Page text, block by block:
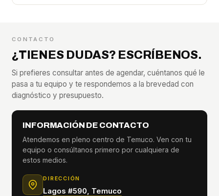
CONTACTO
¿TIENES DUDAS? ESCRÍBENOS.
Si prefieres consultar antes de agendar, cuéntanos qué le
pasa a tu equipo y te respondemos a la brevedad con
diagnóstico y presupuesto.
INFORMACIÓN DE CONTACTO
Atendemos en pleno centro de Temuco. Ven con tu
equipo o consúltanos primero por cualquiera de
estos medios.
DIRECCIÓN
Lagos #590, Temuco